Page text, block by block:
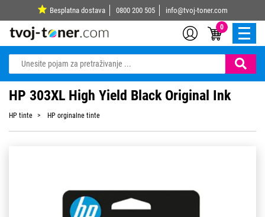
Besplatna dostava 0800 200 505 info@tvoj-toner.com
0
HP 303XL High Yield Black Original Ink
HP tinte HP orginalne tinte